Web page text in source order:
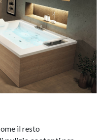
il resto